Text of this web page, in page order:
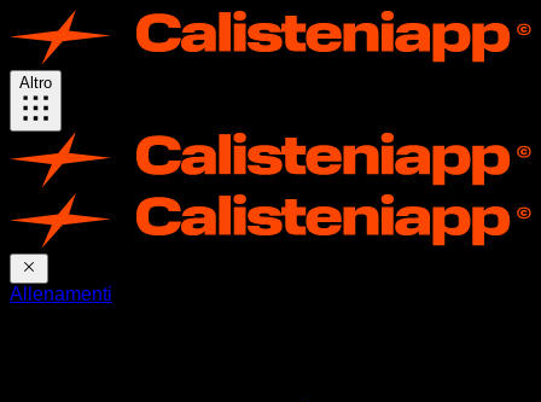
Altro
Allenamenti